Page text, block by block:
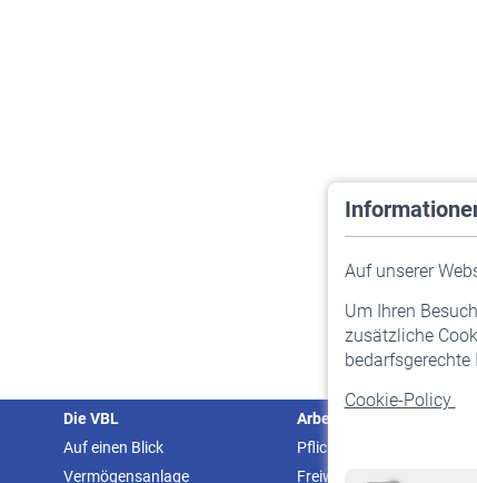
Auf unserer
Um Ihren
zusätzliche
Cookie-Policy
Die VBL
Auf einen Blick
Vermögensanlage
Arbeitgeber
Pflichtversicherung
Freiwillige Versicherung